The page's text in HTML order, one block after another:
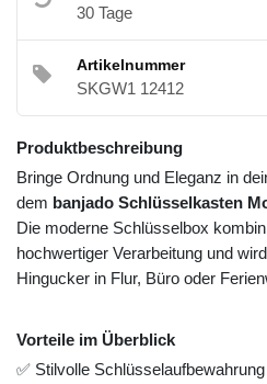
30 Tage
Artikelnummer
SKGW1 12412
Produktbeschreibung
Bringe Ordnung und Eleganz in
dem banjado Schlüsselkasten
Die moderne Schlüsselbox
hochwertiger Verarbeitung und
Hingucker in Flur, Büro oder
Vorteile im Überblick
✅ Stilvolle